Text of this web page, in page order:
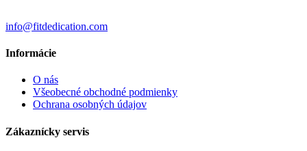
info@fitdedication.com
Informácie
O nás
Všeobecné obchodné podmienky
Ochrana osobných údajov
Zákaznícky servis